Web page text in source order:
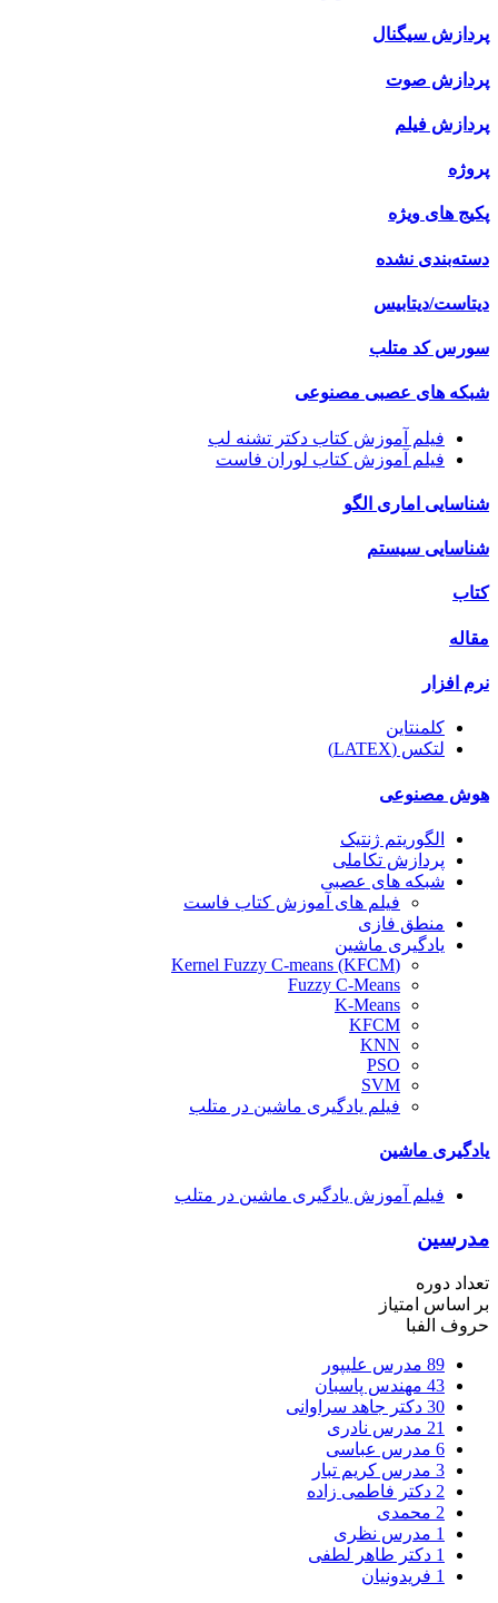
پردازش سیگنال
پردازش صوت
پردازش فیلم
پروژه
پکیج های ویژه
دسته‌بندی نشده
دیتاست/دیتابیس
سورس کد متلب
شبکه های عصبی مصنوعی
فیلم آموزش کتاب دکتر تشنه لب
فیلم آموزش کتاب لوران فاست
شناسایی اماری الگو
شناسایی سیستم
کتاب
مقاله
نرم افزار
کلمنتاین
لتکس (LATEX)
هوش مصنوعی
الگوریتم ژنتیک
پردازش تکاملی
شبکه های عصبی
فیلم های آموزش کتاب فاست
منطق فازی
یادگیری ماشین
(Kernel Fuzzy C-means (KFCM
Fuzzy C-Means
K-Means
KFCM
KNN
PSO
SVM
فیلم یادگیری ماشین در متلب
یادگیری ماشین
فیلم آموزش یادگیری ماشین در متلب
مدرسین
تعداد دوره
بر اساس امتیاز
حروف الفبا
89 مدرس علیپور
43 مهندس پاسبان
30 دکتر جاهد سراوانی
21 مدرس نادری
6 مدرس عباسی
3 مدرس کریم تبار
2 دکتر فاطمی زاده
2 محمدی
1 مدرس نظری
1 دکتر طاهر لطفی
1 فریدونیان